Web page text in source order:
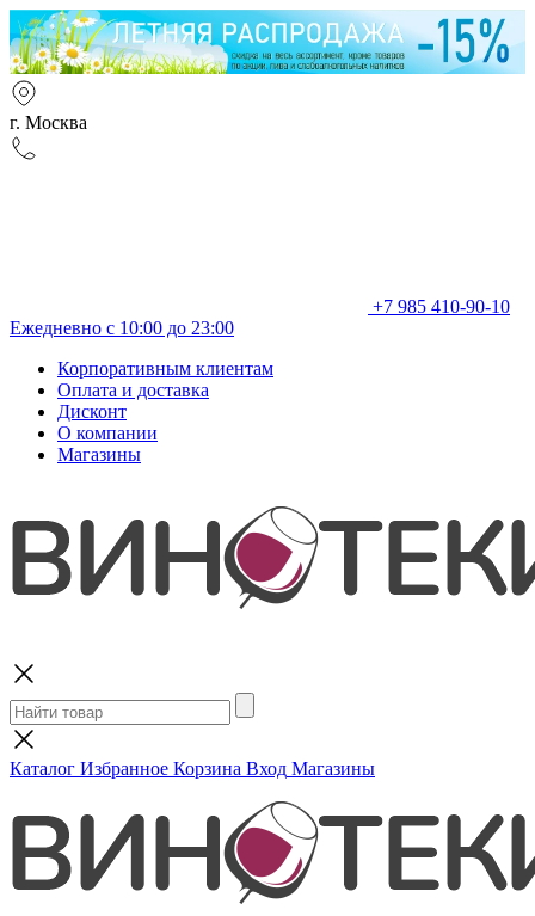
г. Москва
+7 985 410-90-10
Ежедневно с 10:00 до 23:00
Корпоративным клиентам
Оплата и доставка
Дисконт
О компании
Магазины
Каталог Избранное Корзина Вход Магазины